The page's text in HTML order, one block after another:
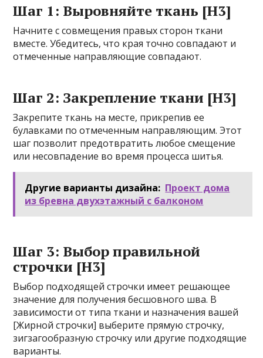
Шаг 1: Выровняйте ткань [H3]
Начните с совмещения правых сторон ткани
вместе. Убедитесь, что края точно совпадают и
отмеченные направляющие совпадают.
Шаг 2: Закрепление ткани [H3]
Закрепите ткань на месте, прикрепив ее
булавками по отмеченным направляющим. Этот
шаг позволит предотвратить любое смещение
или несовпадение во время процесса шитья.
Другие варианты дизайна: Проект дома
из бревна двухэтажный с балконом
Шаг 3: Выбор правильной
строчки [H3]
Выбор подходящей строчки имеет решающее
значение для получения бесшовного шва. В
зависимости от типа ткани и назначения вашей
[Жирной строчки] выберите прямую строчку,
зигзагообразную строчку или другие подходящие
варианты.